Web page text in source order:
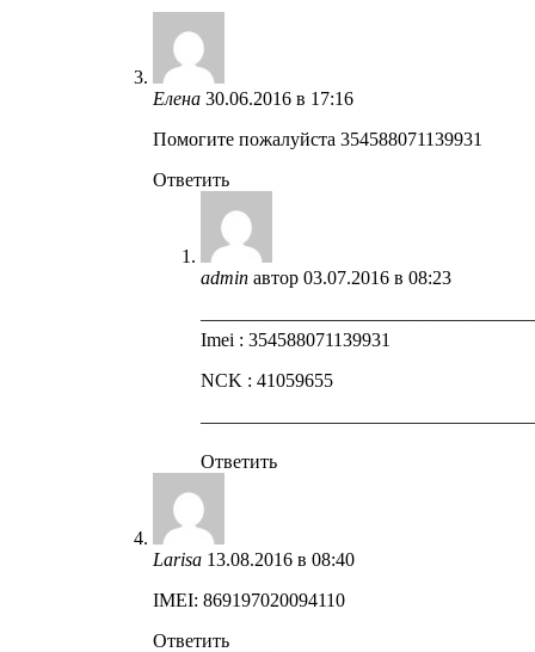
Елена 30.06.2016 в 17:16
Помогите пожалуйста 354588071139931
Ответить
admin автор 03.07.2016 в 08:23
Imei : 354588071139931
NCK : 41059655
Ответить
Larisa 13.08.2016 в 08:40
IMEI: 869197020094110
Ответить